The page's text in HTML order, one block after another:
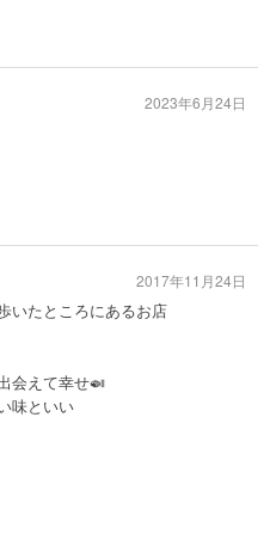
2023年6月24日
いたところにあるお店
会えて幸せ🍛
味といい
2017年11月24日